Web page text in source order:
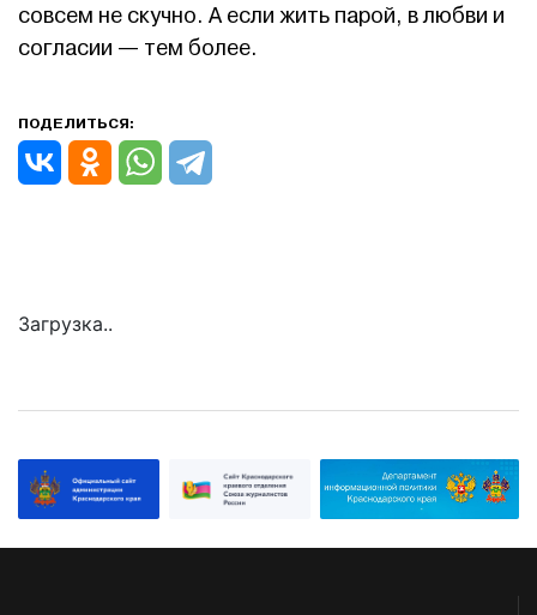
совсем не скучно. А если жить парой, в любви и
согласии — тем более.
ПОДЕЛИТЬСЯ:
Загрузка..